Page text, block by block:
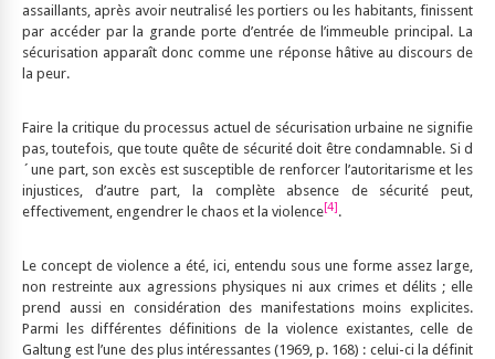
assaillants, après avoir neutralisé les portiers ou les habitants, finissent
par accéder par la grande porte d’entrée de l’immeuble principal. La
sécurisation apparaît donc comme une réponse hâtive au discours de
la peur.
Faire la critique du processus actuel de sécurisation urbaine ne signifie
pas, toutefois, que toute quête de sécurité doit être condamnable. Si d
´une part, son excès est susceptible de renforcer l’autoritarisme et les
injustices, d’autre part, la complète absence de sécurité peut,
effectivement, engendrer le chaos et la violence[4].
Le concept de violence a été, ici, entendu sous une forme assez large,
non restreinte aux agressions physiques ni aux crimes et délits ; elle
prend aussi en considération des manifestations moins explicites.
Parmi les différentes définitions de la violence existantes, celle de
Galtung est l’une des plus intéressantes (1969, p. 168) : celui-ci la définit